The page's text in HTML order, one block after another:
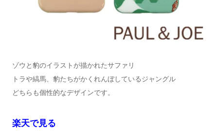
ゾウと豹のイラストが描かれたサファリ
トラや縞馬、豹たちがかくれんぼしているジャングル
どちらも個性的なデザインです。
楽天で見る